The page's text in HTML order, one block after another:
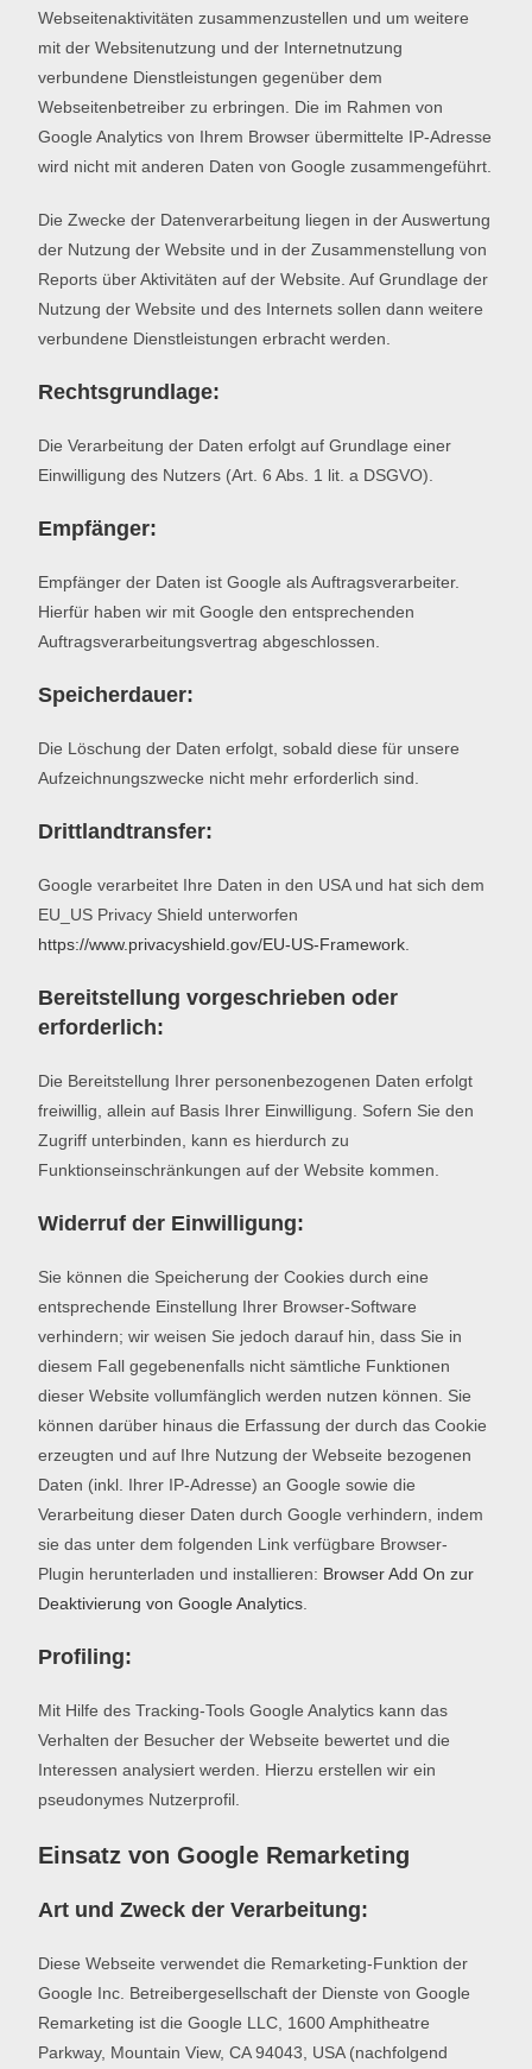
Webseitenaktivitäten zusammenzustellen und um weitere
mit der Websitenutzung und der Internetnutzung
verbundene Dienstleistungen gegenüber dem
Webseitenbetreiber zu erbringen. Die im Rahmen von
Google Analytics von Ihrem Browser übermittelte IP-Adresse
wird nicht mit anderen Daten von Google zusammengeführt.
Die Zwecke der Datenverarbeitung liegen in der Auswertung
der Nutzung der Website und in der Zusammenstellung von
Reports über Aktivitäten auf der Website. Auf Grundlage der
Nutzung der Website und des Internets sollen dann weitere
verbundene Dienstleistungen erbracht werden.
Rechtsgrundlage:
Die Verarbeitung der Daten erfolgt auf Grundlage einer
Einwilligung des Nutzers (Art. 6 Abs. 1 lit. a DSGVO).
Empfänger:
Empfänger der Daten ist Google als Auftragsverarbeiter.
Hierfür haben wir mit Google den entsprechenden
Auftragsverarbeitungsvertrag abgeschlossen.
Speicherdauer:
Die Löschung der Daten erfolgt, sobald diese für unsere
Aufzeichnungszwecke nicht mehr erforderlich sind.
Drittlandtransfer:
Google verarbeitet Ihre Daten in den USA und hat sich dem
EU_US Privacy Shield unterworfen
https://www.privacyshield.gov/EU-US-Framework
Bereitstellung vorgeschrieben oder
erforderlich:
Die Bereitstellung Ihrer personenbezogenen Daten erfolgt
freiwillig, allein auf Basis Ihrer Einwilligung. Sofern Sie den
Zugriff unterbinden, kann es hierdurch zu
Funktionseinschränkungen auf der Website kommen.
Widerruf der Einwilligung:
Sie können die Speicherung der Cookies durch eine
entsprechende Einstellung Ihrer Browser-Software
verhindern; wir weisen Sie jedoch darauf hin, dass Sie in
diesem Fall gegebenenfalls nicht sämtliche Funktionen
dieser Website vollumfänglich werden nutzen können. Sie
können darüber hinaus die Erfassung der durch das Cookie
erzeugten und auf Ihre Nutzung der Webseite bezogenen
Daten (inkl. Ihrer IP-Adresse) an Google sowie die
Verarbeitung dieser Daten durch Google verhindern, indem
sie das unter dem folgenden Link verfügbare Browser-
Plugin herunterladen und installieren: Browser Add On zur
Deaktivierung von Google Analytics
Profiling:
Mit Hilfe des Tracking-Tools Google Analytics kann das
Verhalten der Besucher der Webseite bewertet und die
Interessen analysiert werden. Hierzu erstellen wir ein
pseudonymes Nutzerprofil.
Einsatz von Google Remarketing
Art und Zweck der Verarbeitung:
Diese Webseite verwendet die Remarketing-Funktion der
Google Inc. Betreibergesellschaft der Dienste von Google
Remarketing ist die Google LLC, 1600 Amphitheatre
Parkway, Mountain View, CA 94043, USA (nachfolgend